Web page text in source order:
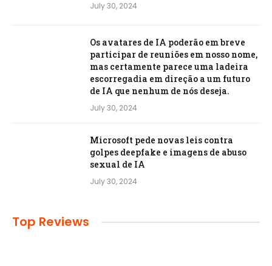
July 30, 2024
Os avatares de IA poderão em breve
participar de reuniões em nosso nome,
mas certamente parece uma ladeira
escorregadia em direção a um futuro
de IA que nenhum de nós deseja.
July 30, 2024
Microsoft pede novas leis contra
golpes deepfake e imagens de abuso
sexual de IA
July 30, 2024
Top Reviews